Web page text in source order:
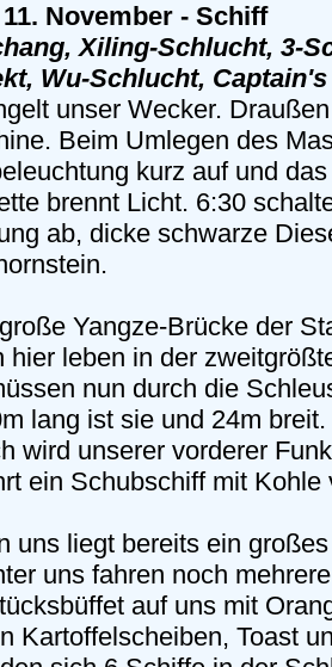
November - Schiff
Xiling-Schlucht, 3-
Wu-Schlucht,
unser Wecker.
Beim Umlegen des
kurz auf und
brennt Licht. 6:30
ab, dicke schwarze
Yangze-Brücke der
hier leben in der
nun durch die
lang ist sie und 24m
wird unserer vorderer
ein Schubschiff mit Kohle
uns liegt bereits ein
uns fahren noch
auf uns mit
Kartoffelscheiben, Toast